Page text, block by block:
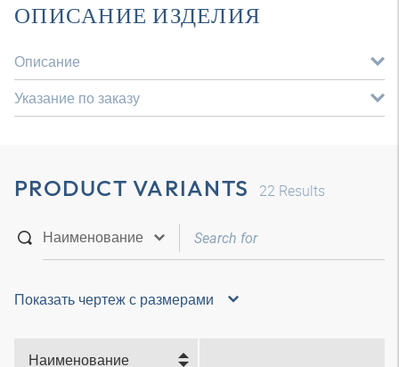
ОПИСАНИЕ ИЗДЕЛИЯ
Описание
Указание по заказу
PRODUCT VARIANTS 22 Results
Показать чертеж с размерами
Наименование